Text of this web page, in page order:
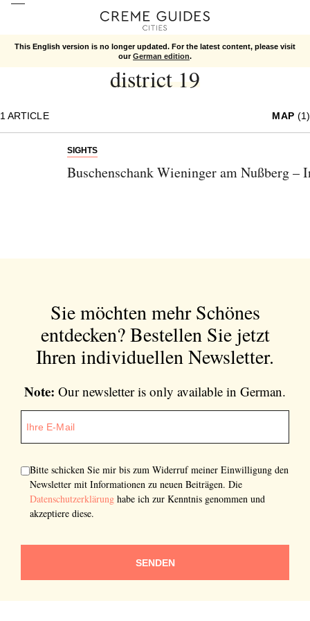
This English version is no longer updated. For the latest content, please visit
ourGerman edition.
Vienna district 19
district 19
1 ARTICLE MAP (1)
SIGHTS
Buschenschank Wieninger am Nußberg
Sie möchten mehr Schönes
entdecken?Bestellen Sie jetzt
Ihren individuellen Newsletter.
Note: Our newsletter is only available in German.
Bitte schicken Sie mir bis zum Widerruf meiner Einwilligung den
Newsletter mit Informationen zu neuen Beiträgen. Die
Datenschutzerklärung habe ich zur Kenntnis genommen und
akzeptiere diese.
SENDEN